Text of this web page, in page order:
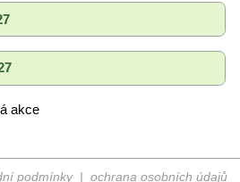
akce
podmínky|ochrana osobních údajů